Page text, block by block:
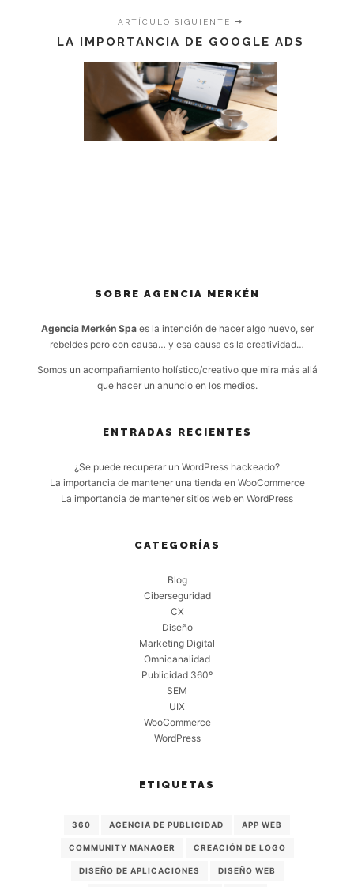
ARTÍCULO SIGUIENTE
LA IMPORTANCIA DE GOOGLE ADS
SOBRE AGENCIA MERKÉN
Agencia Merkén Spaes la intención de hacer algo nuevo, ser
rebeldes pero con causa… y esa causa es la creatividad…
Somos un acompañamiento holístico/creativo que mira más allá
que hacer un anuncio en los medios.
ENTRADAS RECIENTES
¿Se puede recuperar un WordPress hackeado?
La importancia de mantener una tienda en WooCommerce
La importancia de mantener sitios web en WordPress
CATEGORÍAS
Blog
Ciberseguridad
CX
Diseño
Marketing Digital
Omnicanalidad
Publicidad 360º
SEM
UIX
WooCommerce
WordPress
ETIQUETAS
360 AGENCIA DE PUBLICIDAD APP WEB
COMMUNITY MANAGER CREACIÓN DE LOGO
DISEÑO DE APLICACIONES DISEÑO WEB